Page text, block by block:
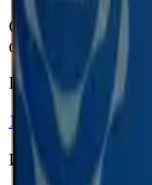
Смесь лесных
фильтром.
Похожие товары
18+ Мне
Индонезия (ID)